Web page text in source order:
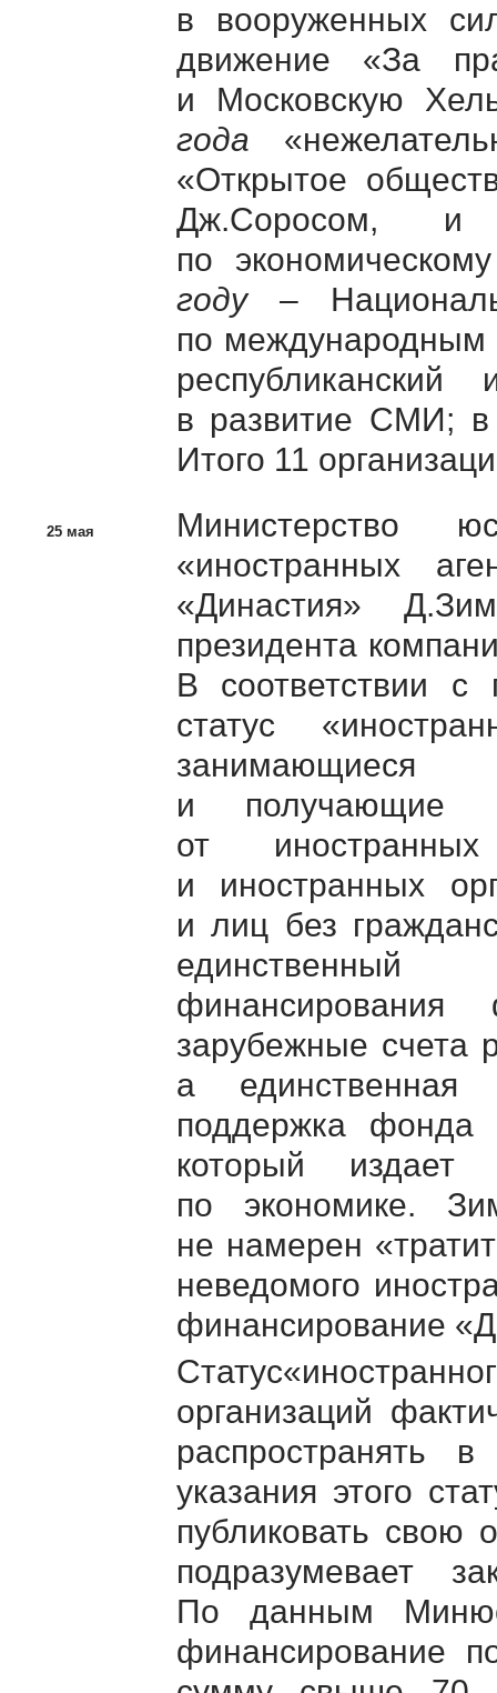
в вооруженных
движение «За
и Московскую
года
«Открытое
Дж.Соросом,
по
году–
по
республиканский
в развитие СМИ;
Итого 11
25 мая
Министерство
«иностранных
«Династия»
президента
В соответствии
статус
занимающиеся
и получающие
от
и иностранных
и лиц без
зарубежные счета
а единственная
поддержка фонда
который
по экономике.
не намерен
неведомого
финансирование
организаций
указания этого
публиковать свою
подразумевает
По данным
финансирование